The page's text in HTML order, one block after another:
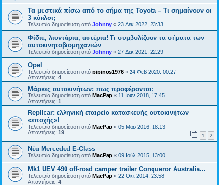
Τα μυστικά πίσω από το σήμα της Toyota – Τι σημαίνουν οι
3 κύκλοι;
Τελευταία δημοσίευση από Johnny « 23 Δεκ 2022, 23:33
Φίδια, λιοντάρια, αστέρια! Τι συμβολίζουν τα σήματα των
αυτοκινητοβιομηχανιών
Τελευταία δημοσίευση από Johnny « 27 Δεκ 2021, 22:29
Opel
Τελευταία δημοσίευση από pipinos1976 « 24 Φεβ 2020, 00:27
Απαντήσεις: 4
Μάρκες αυτοκινήτων: πως προφέρονται;
Τελευταία δημοσίευση από MacPap « 11 Ιουν 2018, 17:45
Απαντήσεις: 1
Replicar: ελληνική εταιρεία κατασκευής αυτοκινήτων
«εποχής»!
Τελευταία δημοσίευση από MacPap « 05 Μαρ 2016, 18:13
Απαντήσεις: 19 1 2
Νέα Merceded E-Class
Τελευταία δημοσίευση από MacPap « 09 Ιούλ 2015, 13:00
Mk1 UEV 490 off-road camper trailer Conqueror Australia...
Τελευταία δημοσίευση από MacPap « 22 Οκτ 2014, 23:58
Απαντήσεις: 4